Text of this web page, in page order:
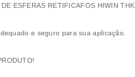
ESFERAS RETIFICAFOS HIWIN THK
e seguro para sua aplicação.